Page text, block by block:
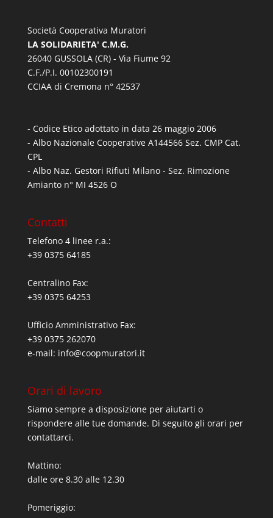
Società Cooperativa Muratori
LA SOLIDARIETA' C.M.G.
26040 GUSSOLA (CR) - Via Fiume 92
C.F./P.I. 00102300191
CCIAA di Cremona n° 42537
- Codice Etico adottato in data 26 maggio 2006
- Albo Nazionale Cooperative A144566 Sez. CMP Cat.
CPL
- Albo Naz. Gestori Rifiuti Milano - Sez. Rimozione
Amianto n° MI 4526 O
Contatti
Telefono 4 linee r.a.:
+39 0375 64185
Centralino Fax:
+39 0375 64253
Ufficio Amministrativo Fax:
+39 0375 262070
e-mail: info@coopmuratori.it
Orari di lavoro
Siamo sempre a disposizione per aiutarti o
rispondere alle tue domande. Di seguito gli orari per
contattarci.
Mattino:
dalle ore 8.30 alle 12.30
Pomeriggio: